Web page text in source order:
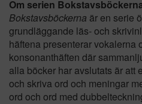
Om serien
Bokstavsböckerna är en serie
grundläggande läs- och
häftena presenterar vokalerna
konsonanthäften där
alla böcker har avslutats är att
och skriva ord och meningar
ord och ord med